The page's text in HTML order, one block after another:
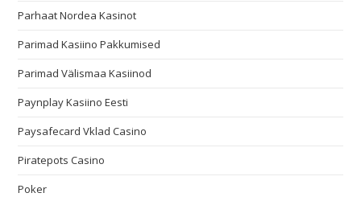
Parhaat Nordea Kasinot
Parimad Kasiino Pakkumised
Parimad Välismaa Kasiinod
Paynplay Kasiino Eesti
Paysafecard Vklad Casino
Piratepots Casino
Poker